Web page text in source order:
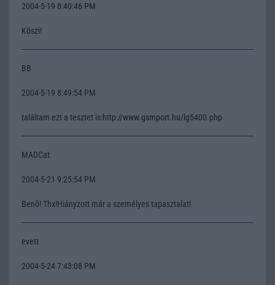
2004-5-19 8:40:46 PM
Köszi!
BB
2004-5-19 8:49:54 PM
találtam ezt a tesztet is:http://www.gsmport.hu/lg5400.php
MADCat
2004-5-21 9:25:54 PM
Benõ! Thx!Hiányzott már a személyes tapasztalat!
evett
2004-5-24 7:43:08 PM